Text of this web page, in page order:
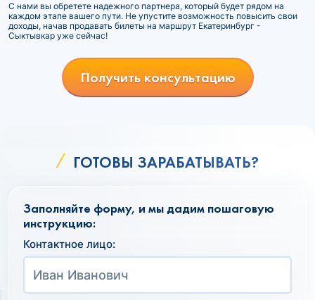
С нами вы обретете надежного партнера, который будет рядом на
каждом этапе вашего пути. Не упустите возможность повысить свои
доходы, начав продавать билеты на маршрут Екатеринбург -
Сыктывкар уже сейчас!
Получить консультацию
ГОТОВЫ ЗАРАБАТЫВАТЬ?
Заполняйте форму, и мы дадим пошаговую
инструкцию:
Контактное лицо: